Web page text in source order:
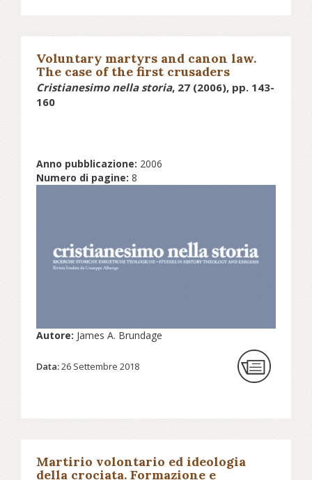
Voluntary martyrs and canon law.
The case of the first crusaders
Cristianesimo nella storia, 27 (2006), pp. 143-
160
Anno pubblicazione: 2006
Numero di pagine: 8
Autore: James A. Brundage
Data:26 Settembre 2018
Martirio volontario ed ideologia
della crociata. Formazione e